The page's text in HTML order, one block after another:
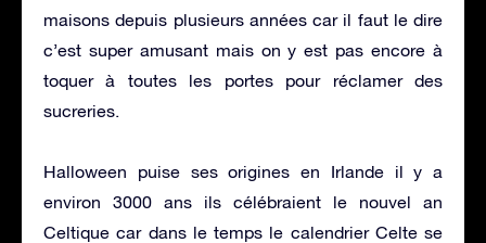
maisons depuis plusieurs années car il faut le dire
c’est super amusant mais on y est pas encore à
toquer à toutes les portes pour réclamer des
sucreries.
Halloween puise ses origines en Irlande il y a
environ 3000 ans ils célébraient le nouvel an
Celtique car dans le temps le calendrier Celte se